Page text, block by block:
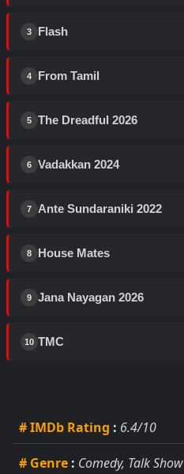
3 Flash
4 From Tamil
5 The Dreadful 2026
6 Vadakkan 2024
7 Ante Sundaraniki 2022
8 House Mates
9 Jana Nayagan 2026
10 TMC
# IMDb Rating : 6.4/10
# Genre : Comedy, Talk Show